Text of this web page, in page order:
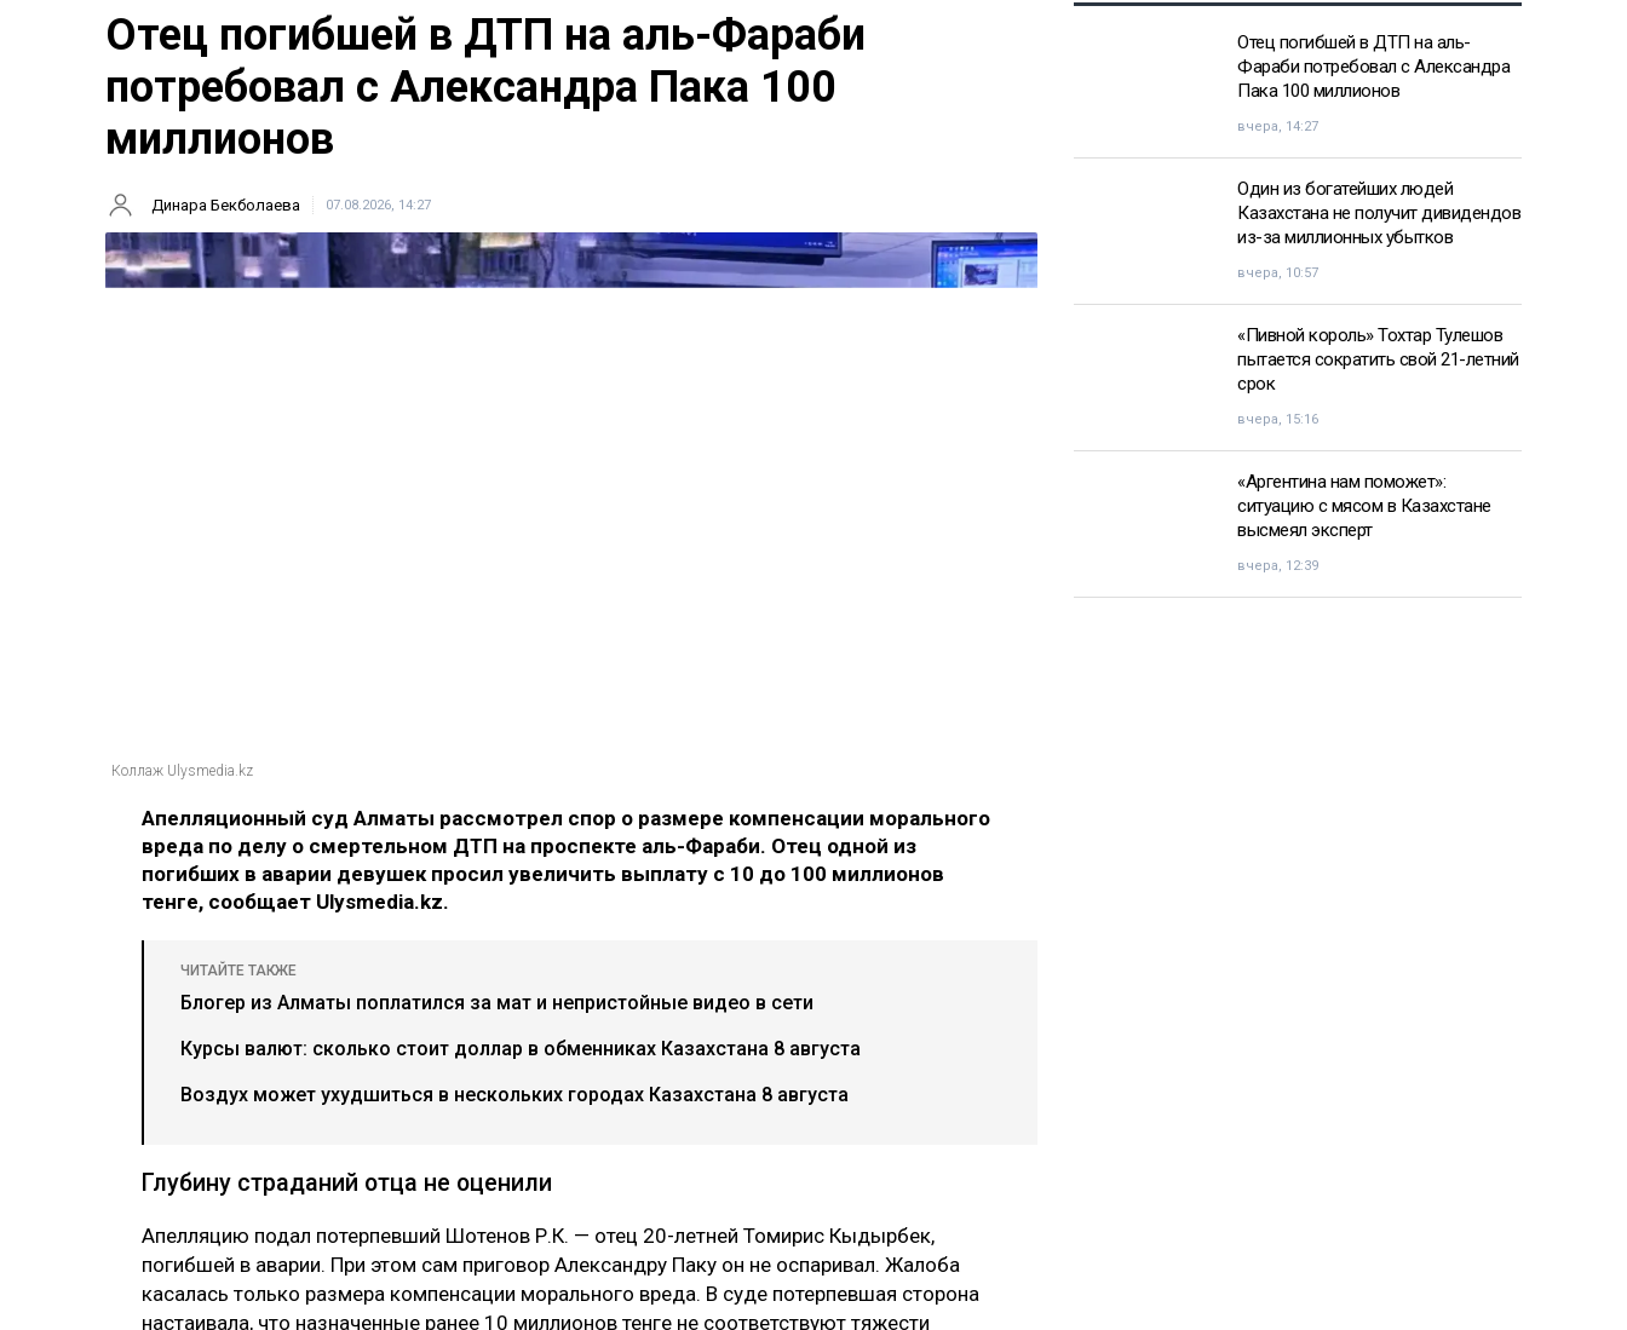
Отец погибшей в ДТП на аль-Фараби
потребовал с Александра Пака 100
миллионов
Динара Бекболаева 07.08.2026, 14:27
Коллаж Ulysmedia.kz
Апелляционный суд Алматы рассмотрел спор о размере компенсации морального
вреда по делу о смертельном ДТП на проспекте аль-Фараби. Отец одной из
погибших в аварии девушек просил увеличить выплату с 10 до 100 миллионов
тенге, сообщает Ulysmedia.kz.
ЧИТАЙТЕ ТАКЖЕ
Блогер из Алматы поплатился за мат и непристойные видео в сети
Курсы валют: сколько стоит доллар в обменниках Казахстана 8 августа
Воздух может ухудшиться в нескольких городах Казахстана 8 августа
Глубину страданий отца не оценили
Апелляцию подал потерпевший Шотенов Р.К. — отец 20-летней Томирис Кыдырбек,
погибшей в аварии. При этом сам приговор Александру Паку он не оспаривал. Жалоба
касалась только размера компенсации морального вреда. В суде потерпевшая сторона
настаивала, что назначенные ранее 10 миллионов тенге не соответствуют тяжести
Отец погибшей в ДТП на аль-
Фараби потребовал с Александра
Пака 100 миллионов
вчера, 14:27
Один из богатейших людей
Казахстана не получит дивидендов
из-за миллионных убытков
вчера, 10:57
«Пивной король» Тохтар Тулешов
пытается сократить свой 21-летний
срок
вчера, 15:16
«Аргентина нам поможет»:
ситуацию с мясом в Казахстане
высмеял эксперт
вчера, 12:39